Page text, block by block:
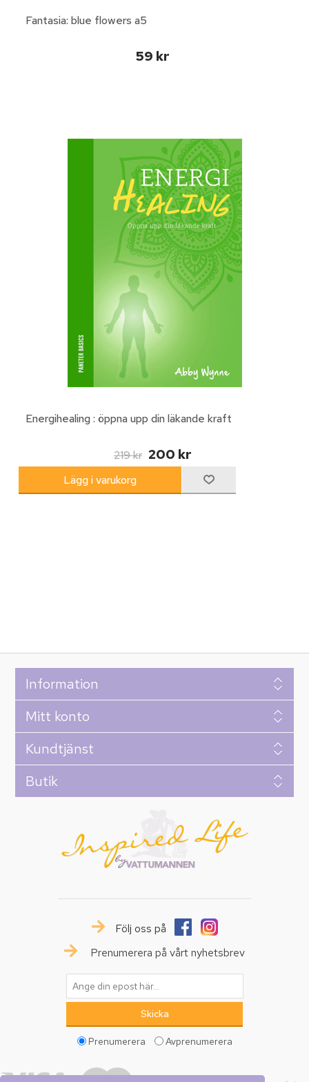
Fantasia: blue flowers a5
59 kr
Energihealing : öppna upp din läkande kraft
219 kr 200 kr
Information
Mitt konto
Kundtjänst
Butik
Följ oss på
Prenumerera på vårt nyhetsbrev
Prenumerera Avprenumerera